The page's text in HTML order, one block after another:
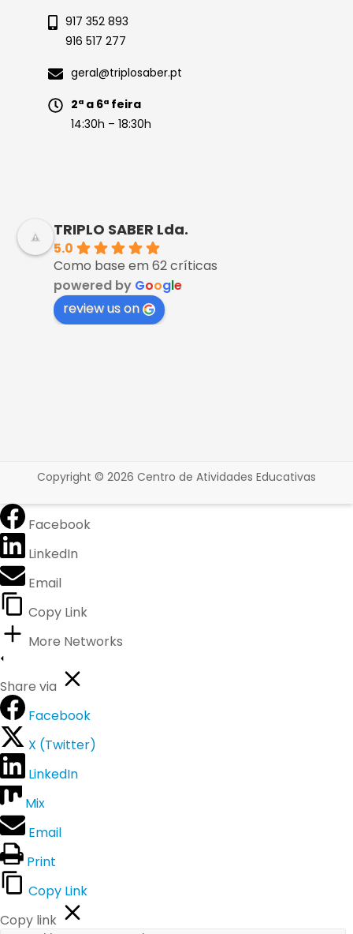
917 352 893
916 517 277
geral@triplosaber.pt
2ª a 6ª feira
14:30h – 18:30h
TRIPLO SABER Lda.
5.0
Como base em 62 críticas
powered by Google
review us on
Copyright © 2026 Centro de Atividades Educativas
Facebook
LinkedIn
Email
Copy Link
More Networks
Share via
Facebook
X (Twitter)
LinkedIn
Mix
Email
Print
Copy Link
Copy link